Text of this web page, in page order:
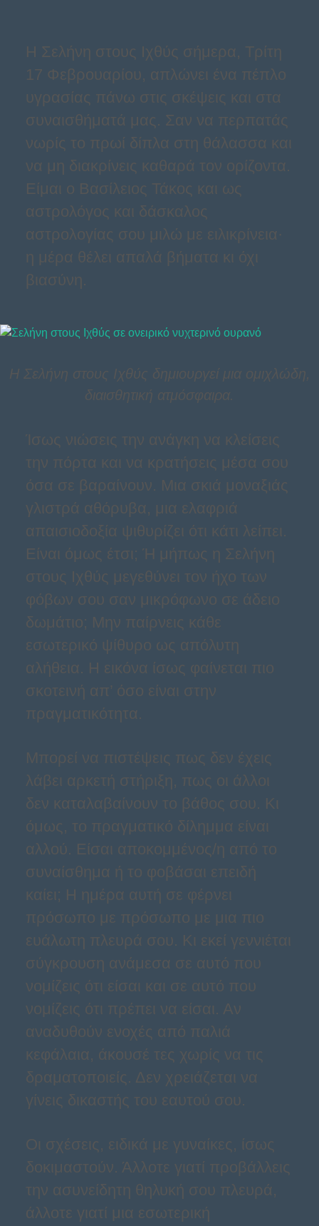
Η Σελήνη στους Ιχθύς σήμερα, Τρίτη
17 Φεβρουαρίου, απλώνει ένα πέπλο
υγρασίας πάνω στις σκέψεις και στα
συναισθήματά μας. Σαν να περπατάς
νωρίς το πρωί δίπλα στη θάλασσα και
να μη διακρίνεις καθαρά τον ορίζοντα.
Είμαι ο Βασίλειος Τάκος και ως
αστρολόγος και δάσκαλος
αστρολογίας σου μιλώ με ειλικρίνεια·
η μέρα θέλει απαλά βήματα κι όχι
βιασύνη.
Η Σελήνη στους Ιχθύς δημιουργεί μια ομιχλώδη,
διαισθητική ατμόσφαιρα.
Ίσως νιώσεις την ανάγκη να κλείσεις
την πόρτα και να κρατήσεις μέσα σου
όσα σε βαραίνουν. Μια σκιά μοναξιάς
γλιστρά αθόρυβα, μια ελαφριά
απαισιοδοξία ψιθυρίζει ότι κάτι λείπει.
Είναι όμως έτσι; Ή μήπως η Σελήνη
στους Ιχθύς μεγεθύνει τον ήχο των
φόβων σου σαν μικρόφωνο σε άδειο
δωμάτιο; Μην παίρνεις κάθε
εσωτερικό ψίθυρο ως απόλυτη
αλήθεια. Η εικόνα ίσως φαίνεται πιο
σκοτεινή απ’ όσο είναι στην
πραγματικότητα.
Μπορεί να πιστέψεις πως δεν έχεις
λάβει αρκετή στήριξη, πως οι άλλοι
δεν καταλαβαίνουν το βάθος σου. Κι
όμως, το πραγματικό δίλημμα είναι
αλλού. Είσαι αποκομμένος/η από το
συναίσθημα ή το φοβάσαι επειδή
καίει; Η ημέρα αυτή σε φέρνει
πρόσωπο με πρόσωπο με μια πιο
ευάλωτη πλευρά σου. Κι εκεί γεννιέται
σύγκρουση ανάμεσα σε αυτό που
νομίζεις ότι είσαι και σε αυτό που
νομίζεις ότι πρέπει να είσαι. Αν
αναδυθούν ενοχές από παλιά
κεφάλαια, άκουσέ τες χωρίς να τις
δραματοποιείς. Δεν χρειάζεται να
γίνεις δικαστής του εαυτού σου.
Οι σχέσεις, ειδικά με γυναίκες, ίσως
δοκιμαστούν. Άλλοτε γιατί προβάλλεις
την ασυνείδητη θηλυκή σου πλευρά,
άλλοτε γιατί μια εσωτερική